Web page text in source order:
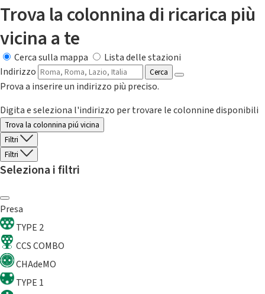
Trova la colonnina di ricarica più
vicina a te
Cerca sulla mappa
Lista delle stazioni
Indirizzo
Cerca
Prova a inserire un indirizzo più preciso.
Digita e seleziona l'indirizzo per trovare le colonnine disponibili
Trova la colonnina piú vicina
Filtri
Filtri
Seleziona i filtri
Presa
TYPE 2
CCS COMBO
CHAdeMO
TYPE 1